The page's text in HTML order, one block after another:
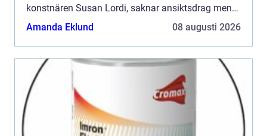
konstnären Susan Lordi, saknar ansiktsdrag men
upplevs ändå djupt personliga. Hemligheten ligger
Amanda Eklund 08 augusti 2026